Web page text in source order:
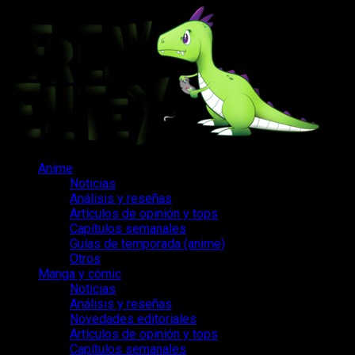
contenido
Anime
Noticias
Análisis y reseñas
Artículos de opinión y tops
Capítulos semanales
Guías de temporada (anime)
Otros
Manga y cómic
Noticias
Análisis y reseñas
Novedades editoriales
Artículos de opinión y tops
Capítulos semanales